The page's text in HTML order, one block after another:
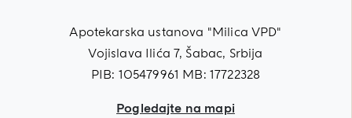
Apotekarska ustanova "Milica VPD"
Vojislava Ilića 7, Šabac, Srbija
PIB: 105479961 MB: 17722328
Pogledajte na mapi